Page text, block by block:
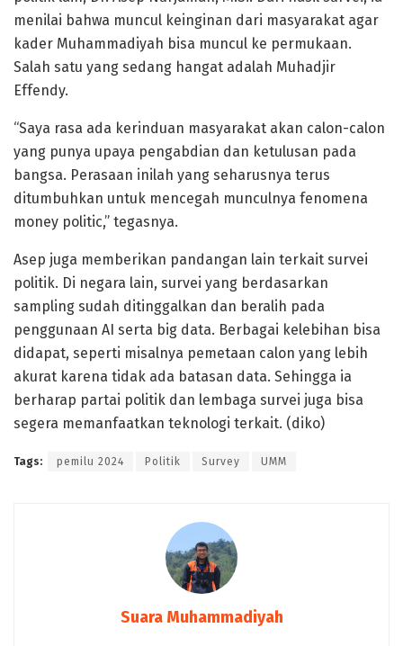
menilai bahwa muncul keinginan dari masyarakat agar
kader Muhammadiyah bisa muncul ke permukaan.
Salah satu yang sedang hangat adalah Muhadjir
Effendy.
“Saya rasa ada kerinduan masyarakat akan calon-calon
yang punya upaya pengabdian dan ketulusan pada
bangsa. Perasaan inilah yang seharusnya terus
ditumbuhkan untuk mencegah munculnya fenomena
money politic,” tegasnya.
Asep juga memberikan pandangan lain terkait survei
politik. Di negara lain, survei yang berdasarkan
sampling sudah ditinggalkan dan beralih pada
penggunaan AI serta big data. Berbagai kelebihan bisa
didapat, seperti misalnya pemetaan calon yang lebih
akurat karena tidak ada batasan data. Sehingga ia
berharap partai politik dan lembaga survei juga bisa
segera memanfaatkan teknologi terkait. (diko)
Tags: pemilu 2024 Politik Survey UMM
Suara Muhammadiyah